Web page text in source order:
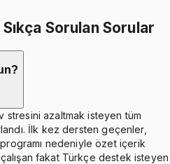
Sorulan Sorular
stresini azaltmak isteyen tüm
İlk kez dersten geçenler,
nedeniyle özet içerik
fakat Türkçe destek isteyen